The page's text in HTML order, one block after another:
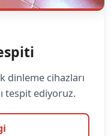
dinleme cihazları
tespit ediyoruz.